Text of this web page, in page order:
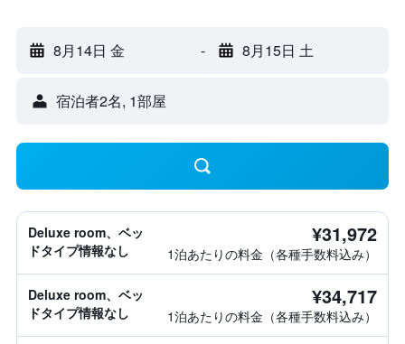
8月14日 金 - 8月15日 土
宿泊者2名, 1​部屋
Deluxe room、ベッ
ドタイプ情報なし
¥31,972
1泊あたりの料金（各種手数料込み）
Deluxe room、ベッ
ドタイプ情報なし
¥34,717
1泊あたりの料金（各種手数料込み）